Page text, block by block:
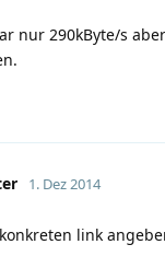
nur 290kByte/s
1. Dez 2014
link